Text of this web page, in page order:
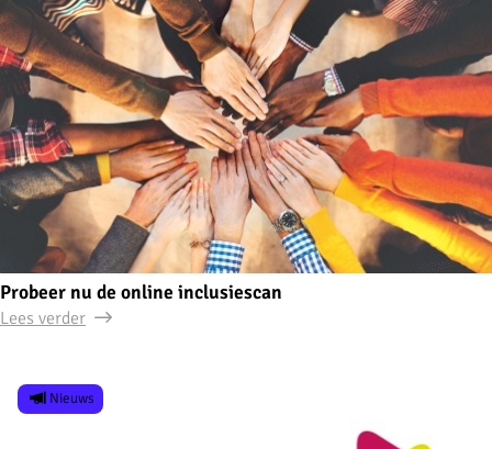
Probeer nu de online inclusiescan
Lees verder
Nieuws